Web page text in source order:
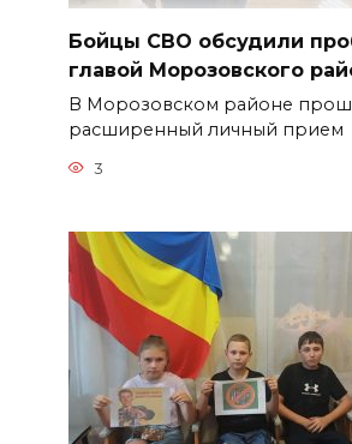
Бойцы СВО обсудили
главой Морозовского
В Морозовском районе
расширенный личный прием
3